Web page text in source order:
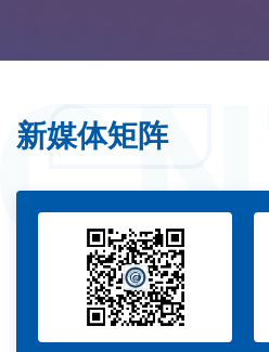
新媒体矩阵